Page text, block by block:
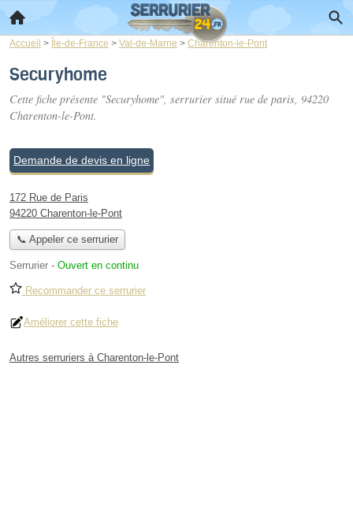
Accueil > Île-de-France > Val-de-Marne > Charenton-le-Pont
Securyhome
Cette fiche présente "Securyhome", serrurier situé rue de paris, 94220
Charenton-le-Pont.
Demande de devis en ligne
172 Rue de Paris
94220 Charenton-le-Pont
📞 Appeler ce serrurier
Serrurier - Ouvert en continu
Recommander ce serrurier
Améliorer cette fiche
Autres serruriers à Charenton-le-Pont